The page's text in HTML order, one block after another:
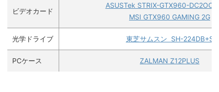
ビデオカード
ASUSTek STRIX-GTX960-DC2OC-
MSI GTX960 GAMING 2G
光学ドライブ 東芝サムスン SH-224DB+S
PCケース ZALMAN Z12PLUS